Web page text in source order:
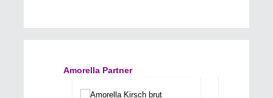
Produktgalerie überspringen
Amorella Partner